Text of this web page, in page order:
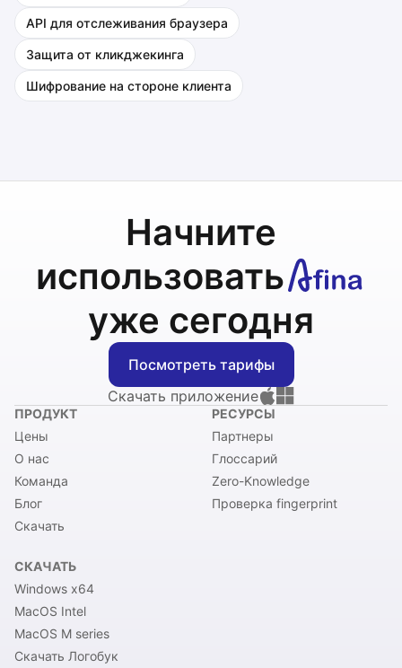
API для отслеживания браузера
Защита от кликджекинга
Шифрование на стороне клиента
Начните
использовать
уже сегодня
Посмотреть тарифы
Скачать приложение
ПРОДУКТ
Цены
О нас
Команда
Блог
Скачать
РЕСУРСЫ
Партнеры
Глоссарий
Zero-Knowledge
Проверка fingerprint
СКАЧАТЬ
Windows x64
MacOS Intel
MacOS M series
Скачать Логобук